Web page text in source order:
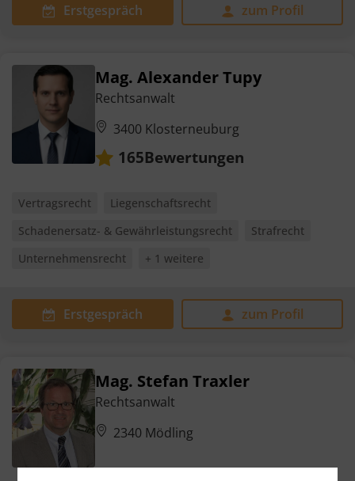
Erstgespräch zum Profil
Mag. Alexander Tupy
Rechtsanwalt
3400 Klosterneuburg
165Bewertungen
Vertragsrecht
Liegenschaftsrecht
Schadenersatz- & Gewährleistungsrecht
Strafrecht
Unternehmensrecht
+ 1 weitere
Erstgespräch zum Profil
Mag. Stefan Traxler
Rechtsanwalt
2340 Mödling